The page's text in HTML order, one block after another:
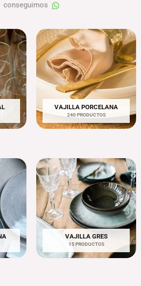
conseguimos
VAJILLA PORCELANA
240 PRODUCTOS
VAJILLA GRES
15 PRODUCTOS